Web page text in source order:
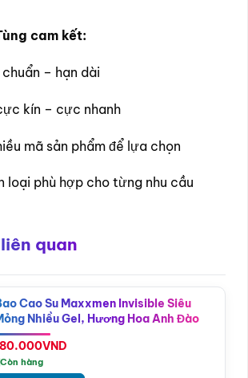
cam kết:
– hạn dài
kín – cực nhanh
mã sản phẩm để lựa chọn
loại phù hợp cho từng nhu cầu
quan
Cao Su Maxxmen Invisible Siêu
Nhiều Gel, Hương Hoa Anh Đào
VND
Còn hàng